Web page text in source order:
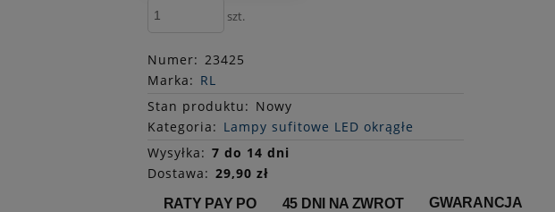
szt.
Numer: 23425
Marka: RL
Stan produktu: Nowy
Kategoria: Lampy sufitowe LED okrągłe
Wysyłka: 7 do 14 dni
Dostawa: 29,90 zł
RATY PAY PO 45 DNI NA ZWROT GWARANCJA